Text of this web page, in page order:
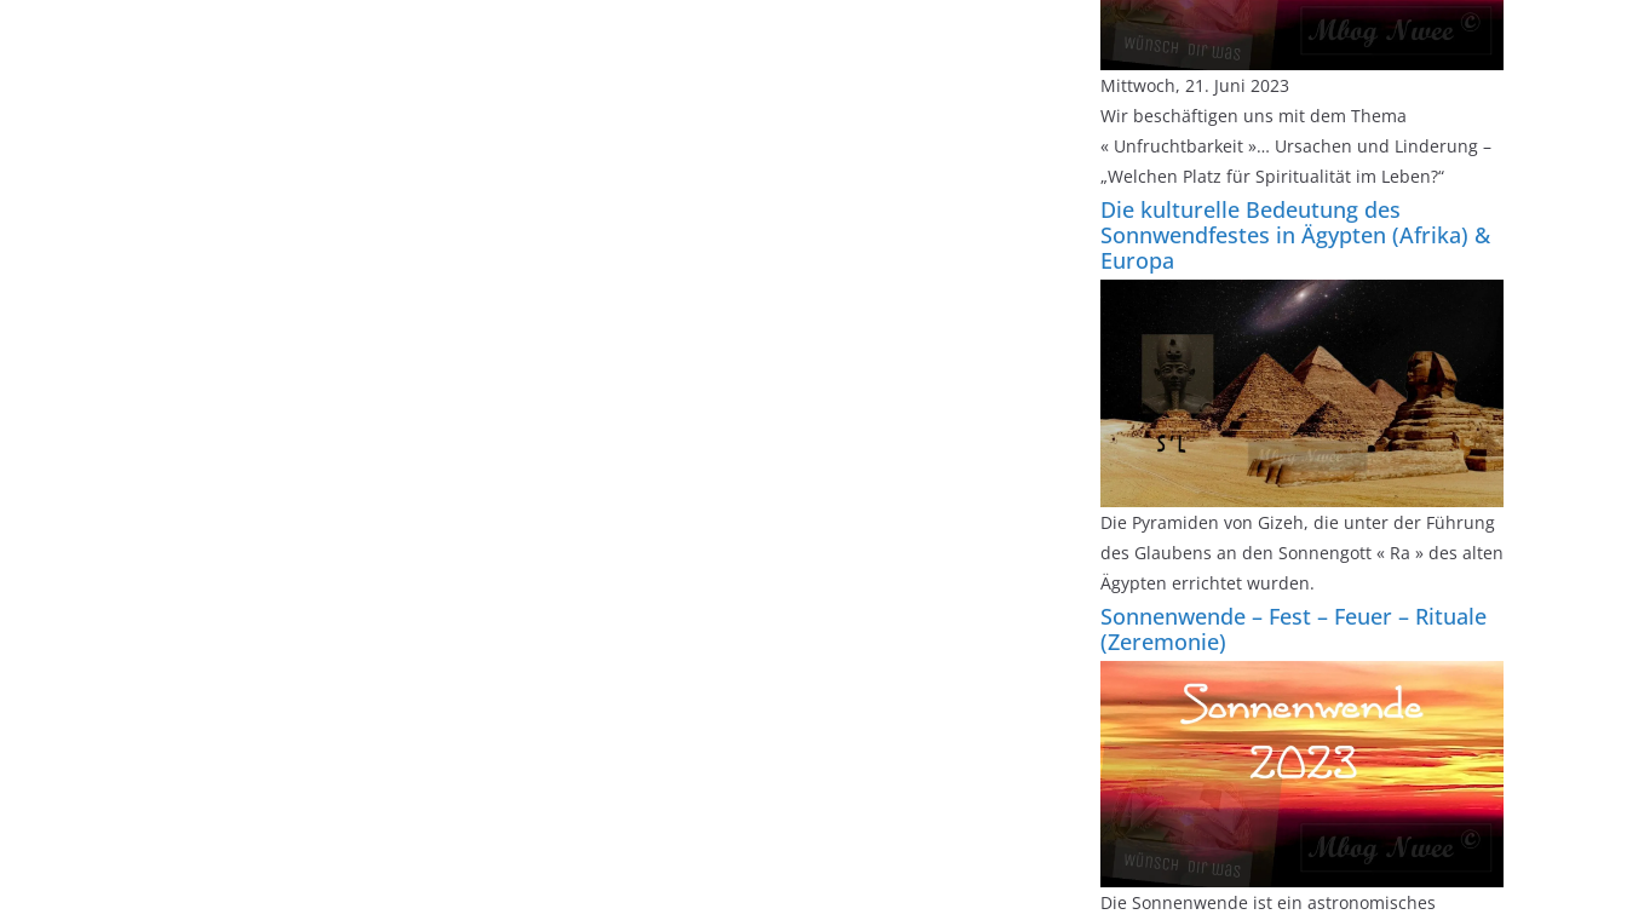
Mittwoch, 21. Juni 2023
Wir beschäftigen uns mit dem Thema
« Unfruchtbarkeit »… Ursachen und Linderung –
„Welchen Platz für Spiritualität im Leben?“
Die kulturelle Bedeutung des
Sonnwendfestes in Ägypten (Afrika) &
Europa
Die Pyramiden von Gizeh, die unter der Führung
des Glaubens an den Sonnengott « Ra » des alten
Ägypten errichtet wurden.
Sonnenwende – Fest – Feuer – Rituale
(Zeremonie)
Die Sonnenwende ist ein astronomisches